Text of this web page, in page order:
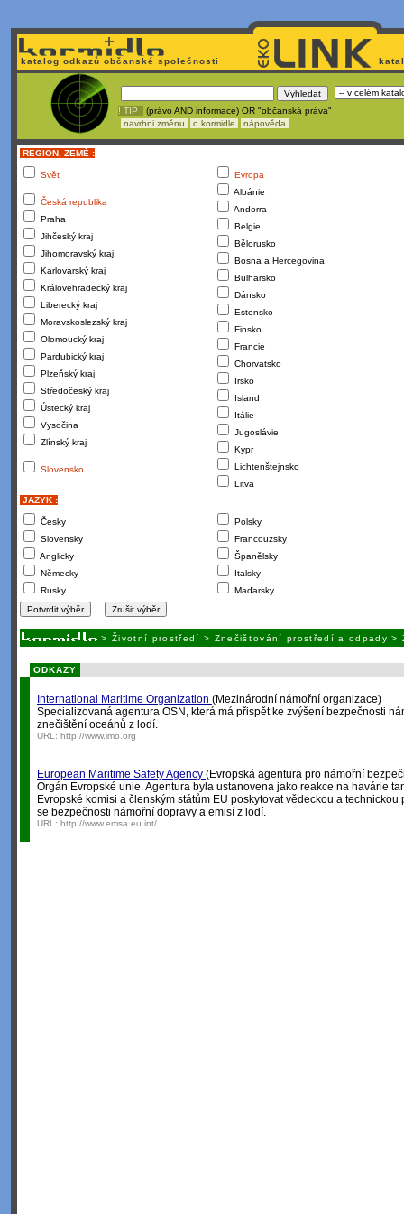
katalog odkazů občanské společnosti
! TIP : (právo AND informace) OR "občanská práva"
navrhni změnu
o kormidle nápověda
REGION, ZEMĚ :
Svět
Česká republika
Praha
Jihčeský kraj
Jihomoravský kraj
Karlovarský kraj
Královehradecký kraj
Liberecký kraj
Moravskoslezský kraj
Olomoucký kraj
Pardubický kraj
Plzeňský kraj
Středočeský kraj
Ústecký kraj
Vysočina
Zlínský kraj
Slovensko
Evropa
Albánie
Andorra
Belgie
Bělorusko
Bosna a Hercegovina
Bulharsko
Dánsko
Estonsko
Finsko
Francie
Chorvatsko
Irsko
Island
Itálie
Jugoslávie
Kypr
Lichtenštejnsko
Litva
JAZYK :
Česky
Slovensky
Anglicky
Německy
Rusky
Polsky
Francouzsky
Španělsky
Italsky
Maďarsky
> Životní prostředí > Znečišťování prostředí a odpady >
ODKAZY
International Maritime Organization (Mezinárodní námořní organizace)
Specializovaná agentura OSN, která má přispět ke zvýšení bezpečnosti
znečištění oceánů z lodí.
URL: http://www.imo.org
European Maritime Safety Agency (Evropská agentura pro námořní
Orgán Evropské unie. Agentura byla ustanovena jako reakce na havárie
Evropské komisi a členským státům EU poskytovat vědeckou a
se bezpečnosti námořní dopravy a emisí z lodí.
URL: http://www.emsa.eu.int/